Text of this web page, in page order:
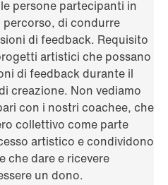
persone partecipanti in
di condurre
di feedback. Requisito
artistici che possano
di feedback durante il
creazione. Non vediamo
con i nostri coachee, che
collettivo come parte
artistico e condividono
che dare e ricevere
un dono.